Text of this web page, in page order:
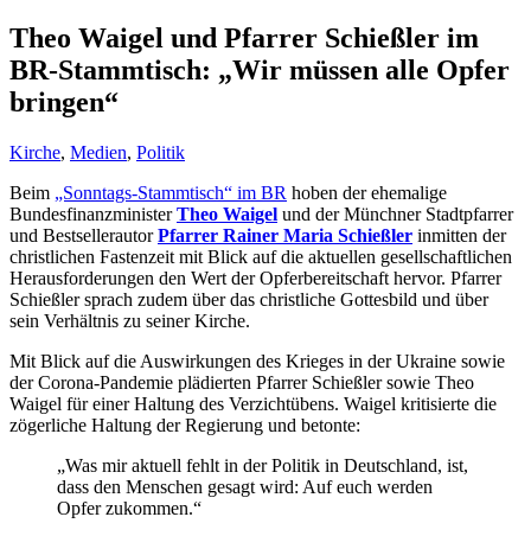
Theo Waigel und Pfarrer Schießler im
BR-Stammtisch: „Wir müssen alle Opfer
bringen“
Kirche, Medien, Politik
Beim „Sonntags-Stammtisch“ im BR hoben der ehemalige
BundesfinanzministerTheo Waigel und der Münchner Stadtpfarrer
und BestsellerautorPfarrer Rainer Maria Schießler inmitten der
christlichen Fastenzeit mit Blick auf die aktuellen gesellschaftlichen
Herausforderungen den Wert der Opferbereitschaft hervor. Pfarrer
Schießler sprach zudem über das christliche Gottesbild und über
sein Verhältnis zu seiner Kirche.
Mit Blick auf die Auswirkungen des Krieges in der Ukraine sowie
der Corona-Pandemie plädierten Pfarrer Schießler sowie Theo
Waigel für einer Haltung des Verzichtübens. Waigel kritisierte die
zögerliche Haltung der Regierung und betonte:
„Was mir aktuell fehlt in der Politik in Deutschland, ist,
dass den Menschen gesagt wird: Auf euch werden
Opfer zukommen.“